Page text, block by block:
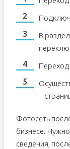
В
Переход
Фотосеть
бизнесе.
сведения,